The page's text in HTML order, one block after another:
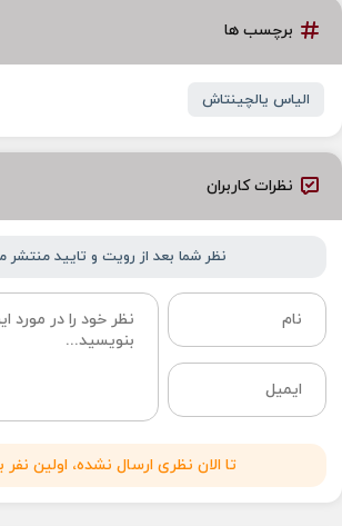
برچسب ها
الیاس یالچینتاش
نظرات کاربران
نظر شما بعد از رویت و تایید منتشر
تا الان نظری ارسال نشده، اولین نفر